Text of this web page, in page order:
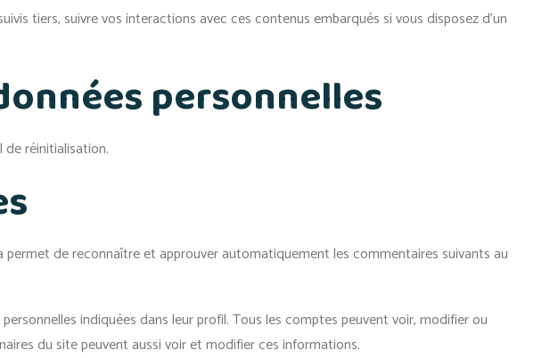
tiers, suivre vos interactions avec ces contenus embarqués si vous disposez d’un
personnelles
réinitialisation.
de reconnaître et approuver automatiquement les commentaires suivants au
indiquées dans leur profil. Tous les comptes peuvent voir, modifier ou
du site peuvent aussi voir et modifier ces informations.